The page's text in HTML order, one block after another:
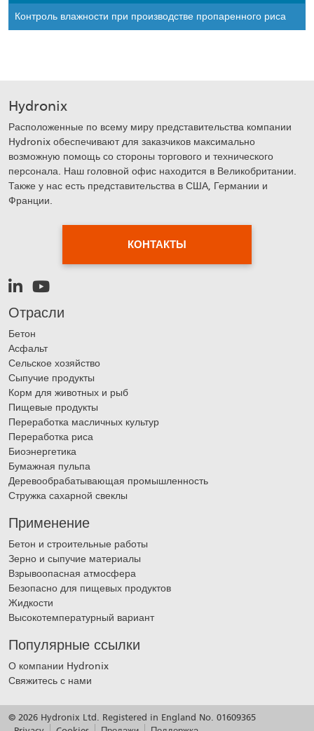
Контроль влажности при производстве пропаренного риса
Hydronix
Расположенные по всему миру представительства компании
Hydronix обеспечивают для заказчиков максимально
возможную помощь со стороны торгового и технического
персонала. Наш головной офис находится в Великобритании.
Также у нас есть представительства в США, Германии и
Франции.
КОНТАКТЫ
Отрасли
Бетон
Асфальт
Сельское хозяйство
Сыпучие продукты
Корм для животных и рыб
Пищевые продукты
Переработка масличных культур
Переработка риса
Биоэнергетика
Бумажная пульпа
Деревообрабатывающая промышленность
Стружка сахарной свеклы
Применение
Бетон и строительные работы
Зерно и сыпучие материалы
Взрывоопасная атмосфера
Безопасно для пищевых продуктов
Жидкости
Высокотемпературный вариант
Популярные ссылки
О компании Hydronix
Свяжитесь с нами
© 2026 Hydronix Ltd. Registered in England No. 01609365